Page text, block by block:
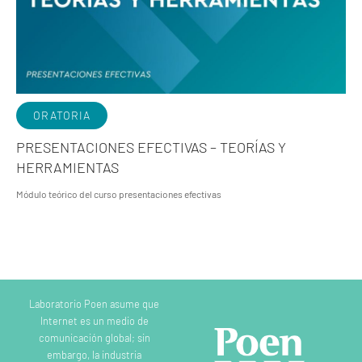
ORATORIA
PRESENTACIONES EFECTIVAS – TEORÍAS Y
HERRAMIENTAS
Módulo teórico del curso presentaciones efectivas
Laboratorio Poen asume que
Internet es un medio de
comunicación global; sin
embargo, la industria